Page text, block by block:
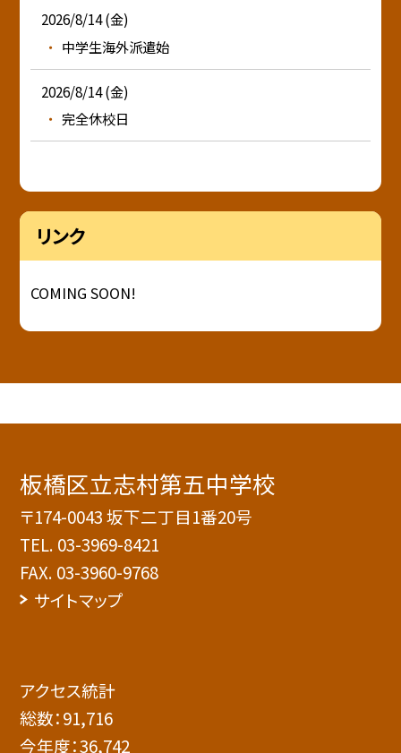
2026/8/14 (金)
中学生海外派遣始
2026/8/14 (金)
完全休校日
リンク
COMING SOON!
板橋区立志村第五中学校
〒174-0043 坂下二丁目1番20号
TEL. 03-3969-8421
FAX. 03-3960-9768
サイトマップ
アクセス統計
総数：91,716
今年度：36,742